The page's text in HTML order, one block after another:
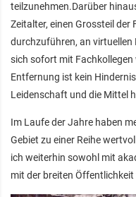
teilzunehmen.Darüber
Zeitalter, einen Grossteil der
durchzuführen, an virtuellen
sich sofort mit
Entfernung ist kein
Leidenschaft und die Mittel
Im Laufe der Jahre haben
Gebiet zu einer Reihe
ich weiterhin sowohl mit
mit der breiten Öffentlichkeit